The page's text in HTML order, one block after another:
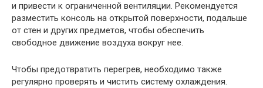
и привести к ограниченной вентиляции. Рекомендуется
разместить консоль на открытой поверхности, подальше
от стен и других предметов, чтобы обеспечить
свободное движение воздуха вокруг нее.
Чтобы предотвратить перегрев, необходимо также
регулярно проверять и чистить систему охлаждения.